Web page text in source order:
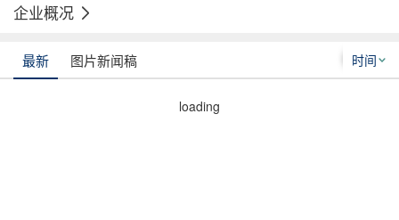
企业概况
时间
最新 图片新闻稿
loading